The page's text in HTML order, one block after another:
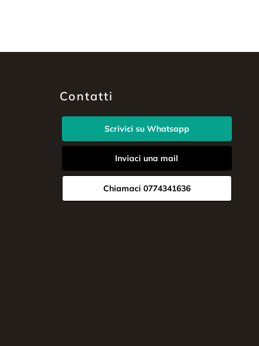
Contatti
Scrivici su Whatsapp
Inviaci una mail
Chiamaci 0774341636